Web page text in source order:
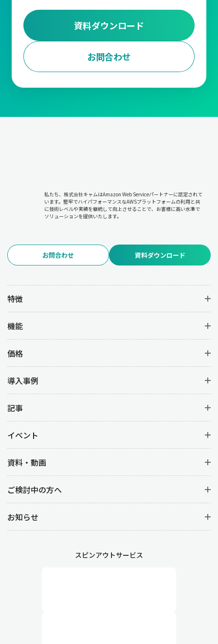
資料ダウンロード
お問合わせ
私たち、株式会社キャムはAmazon Web Serviceパートナーに認定されて
います。堅牢でハイパフォーマンスなAWSプラットフォームの利用と共
に技術レベルや実績を継続して向上させることで、お客様に高い水準で
ソリューションを提供いたします。
お問合わせ 資料ダウンロード
特徴
機能
価格
導入事例
記事
イベント
資料・動画
ご検討中の方へ
お知らせ
スピンアウトサービス